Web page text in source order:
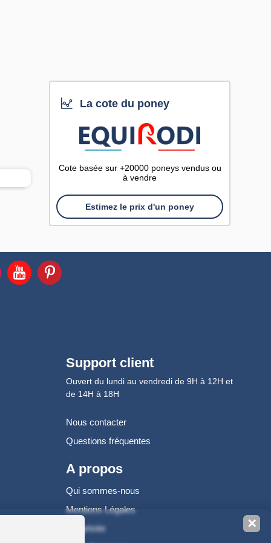
La cote du poney
Cote basée sur +20000 poneys vendus ou
à vendre
Estimez le prix d'un poney
Support client
Ouvert du lundi au vendredi de 9H à 12H et
de 14H à 18H
Nous contacter
Questions fréquentes
A propos
Qui sommes-nous
Mentions Légales
Vie privée
✕